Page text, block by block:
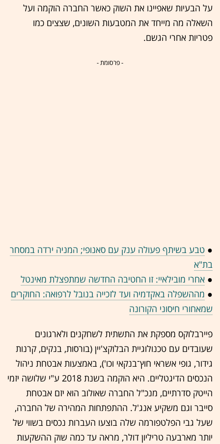
על הבעיות שאפיינו את השוק כאשר החברה הוקמה ועל
השאלה מה מייחד את המטבעות השונים, שצצים כמו
פטריות אחרי הגשם.
- פרסומת -
● טבע בשיתף פעולה ענק עם סאנופי; המניה ירדה במסחר
בת"א
● אחרי מובילאיי: זו החטיבה החדשה שמתפצלת מאינטל
● מההשפלה באקדמיה ועד לזכייה בנובל לרפואה: החוקרים
שמאחורי חיסוני הקורונה
פיירבלוקס מספקת את התשתית לשחקנים ולארגונים
שעובדים עם טכנולוגיית הבלוקצ'יין (בורסות, בנקים, קרנות
גידור, גופי אשראי חוץ־בנקאי וכו'), באמצעות אבטחת ניהול
הנכסים הדיגטליים. היא הוקמה בשנת 2018 ע"י שלושה יזמי
הייטק סדרתיים, מנכ"ל החברה שאולוב הוא יזם אבטחת
סייבר וגם משקיע אנג'ל. ההתפתחות המהירה של החברה,
שעל גבי הפלטפורמה שלה בוצעו העברות נכסים בשווי של
יותר מארבעה טריליון דולר, מראה עד כמה שוק ההשקעות